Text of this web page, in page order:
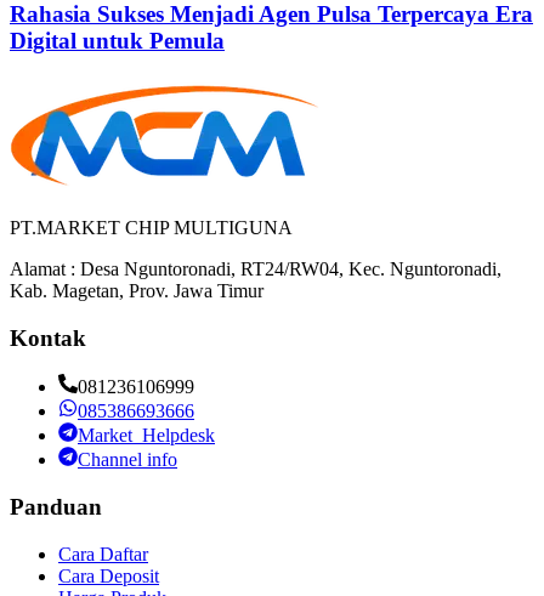
Rahasia Sukses Menjadi Agen Pulsa Terpercaya Era
Digital untuk Pemula
PT.MARKET CHIP MULTIGUNA
Alamat : Desa Nguntoronadi, RT24/RW04, Kec. Nguntoronadi,
Kab. Magetan, Prov. Jawa Timur
Kontak
081236106999
085386693666
Market_Helpdesk
Channel info
Panduan
Cara Daftar
Cara Deposit